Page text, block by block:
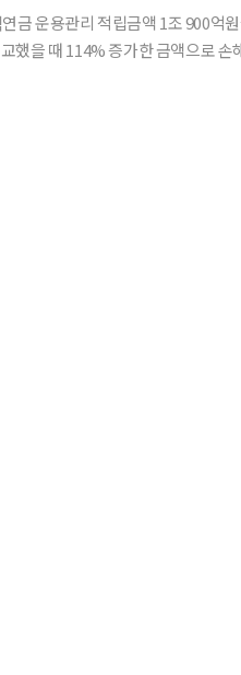
용관리 적립금액 1조 900억원을 달성해 '1
증가한 금액으로 손해보험사 중 처음이다. 삼성화재가